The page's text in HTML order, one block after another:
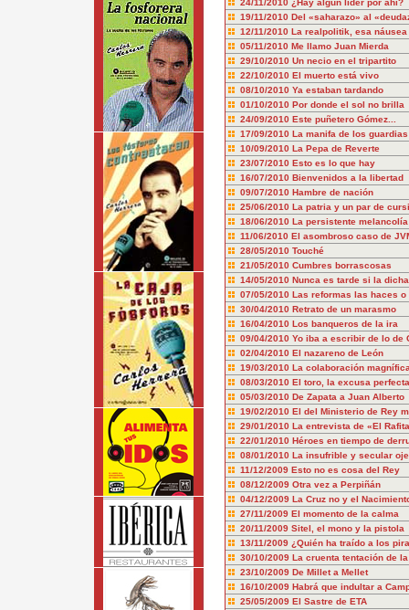
24/11/2010 ¿Hay algún líder por ahí?
19/11/2010 Del «saharazo» al
12/11/2010 La realpolitik, esa náusea
05/11/2010 Me llamo Juan Mierda
29/10/2010 Un necio en el tripartito
22/10/2010 El muerto está vivo
08/10/2010 Ya estaban tardando
01/10/2010 Por donde el sol no brilla
24/09/2010 Este puñetero Gómez...
17/09/2010 La manifa de los
10/09/2010 La Pepa de Reverte
23/07/2010 Esto es lo que hay
16/07/2010 Bienvenidos a la libertad
09/07/2010 Hambre de nación
25/06/2010 La patria y un par de
18/06/2010 La persistente melancolía
11/06/2010 El asombroso caso de
28/05/2010 Touché
21/05/2010 Cumbres borrascosas
14/05/2010 Nunca es tarde si la
07/05/2010 Las reformas las haces o
30/04/2010 Retrato de un marasmo
16/04/2010 Los banqueros de la ira
09/04/2010 Yo iba a escribir de lo de
02/04/2010 El nazareno de León
19/03/2010 La colaboración
08/03/2010 El toro, la excusa perfecta
05/03/2010 De Zapata a Juan Alberto
19/02/2010 El del Ministerio de Rey
29/01/2010 La entrevista de «El
22/01/2010 Héroes en tiempo de
08/01/2010 La insufrible y secular
11/12/2009 Esto no es cosa del Rey
08/12/2009 Otra vez a Perpiñán
04/12/2009 La Cruz no y el
27/11/2009 El momento de la calma
20/11/2009 Sitel, el mono y la pistola
13/11/2009 ¿Quién ha traído a los
30/10/2009 La cruenta tentación de
23/10/2009 De Millet a Mellet
16/10/2009 Habrá que indultar a
25/05/2009 El Sastre de ETA